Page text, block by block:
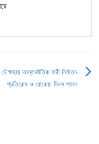
চৌগাছায় আন্তর্জাতিক নারী নির্যাতন
প্রতিরোধ ও রোকেয়া দিবস পালন